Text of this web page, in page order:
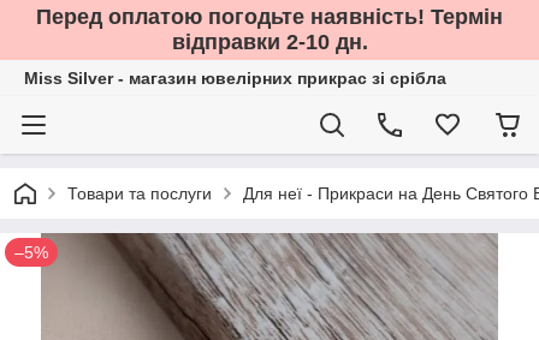
Перед оплатою погодьте наявність! Термін
відправки 2-10 дн.
Miss Silver - магазин ювелірних прикрас зі срібла
Товари та послуги Для неї - Прикраси на День Святого
–5%